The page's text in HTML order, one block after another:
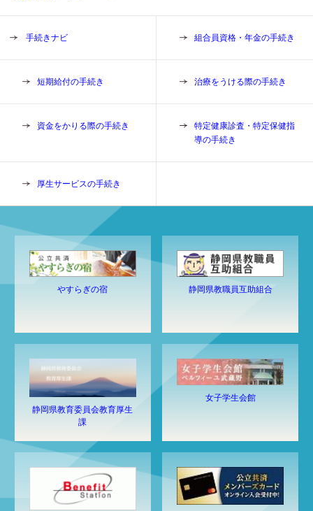
手続きナビ 組合員資格・年金の手続き
短期給付の手続き 治療をうける際の手続き
資金をかりる際の手続き
特定健康診査・特定保健指
導の手続き
厚生サービスの手続き
やすらぎの宿 静岡県教職員互助組合
静岡県教育委員会教育厚生
課
女子学生会館